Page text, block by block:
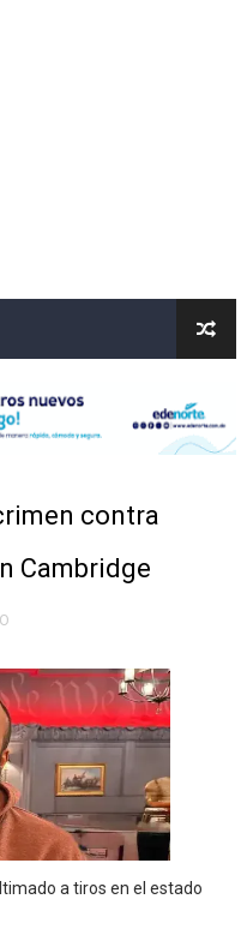
de 70.000 migrantes
fábrica de
mujer en La Zurza,
fallecido y otra
muerte de un joven en
contra
Cambridge
a tiros en el estado